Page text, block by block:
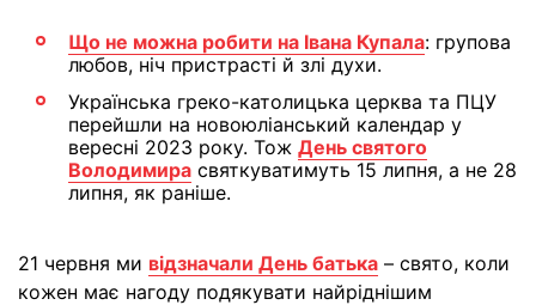
Що не можна робити на Івана Купала: групова
любов, ніч пристрасті й злі духи.
Українська греко-католицька церква та ПЦУ
перейшли на новоюліанський календар у
вересні 2023 року. Тож День святого
Володимира святкуватимуть 15 липня, а не 28
липня, як раніше.
21 червня ми відзначали День батька – свято, коли
кожен має нагоду подякувати найріднішим